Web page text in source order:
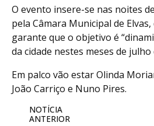
O evento insere-se nas noites
pela Câmara Municipal de
garante que o objetivo é
da cidade nestes meses de julho
Em palco vão estar Olinda
João Carriço e Nuno Pires.
NOTÍCIA
ANTERIOR